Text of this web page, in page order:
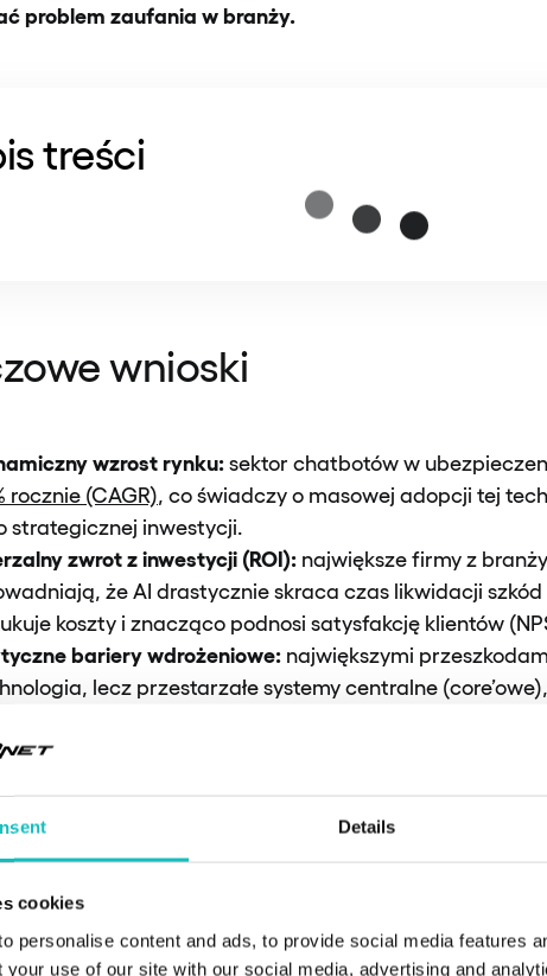
Details
cookies
personalise content and ads, to provide social media features
your use of our site with our social media, advertising and
problem zaufania w branży.
treści
wnioski
wzrost rynku:sektor chatbotów w
rocznie (CAGR) , co świadczy o masowej adopcji tej
strategicznej inwestycji.
zwrot z inwestycji (ROI): największe firmy z
że AI drastycznie skraca czas likwidacji szkód
koszty i znacząco podnosi satysfakcję klientów
bariery wdrożeniowe: największymi
lecz przestarzałe systemy centralne
w oczekiwaniach:
ubezpieczyciele koncentrują się na
hiperpersonalizacji ofer i transparentności, co
proaktywnych agentów AI zdolnych do
z klientem.